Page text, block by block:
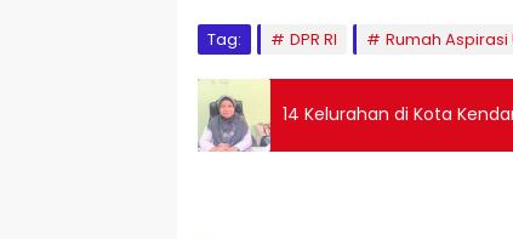
Tag: DPR RI Rumah Aspirasi
14 Kelurahan di Kota